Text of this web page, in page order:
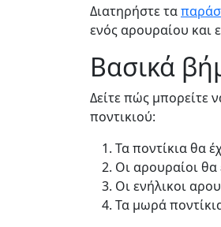
Διατηρήστε τα
ενός αρουραίου και
Βασικά
Δείτε πώς μπορείτε
ποντικιού:
Τα ποντίκια θα
Οι αρουραίοι
Οι ενήλικοι
Τα μωρά